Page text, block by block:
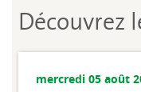
Découvrez
mercredi 05 août